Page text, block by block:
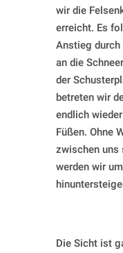
wir die
erreicht. Es
Anstieg durch
an die
der
betreten wir
endlich
Füßen. Ohne
zwischen uns
werden wir
Die Sicht ist